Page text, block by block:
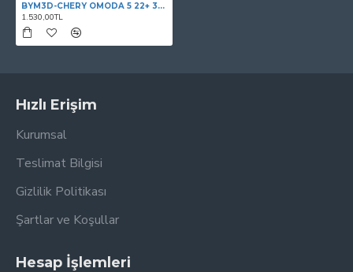
BYM3D-CHERY OMODA 5 22+ 3D HAVUZLU PASPAS SİYAH
1.530,00TL
Hızlı Erişim
Kurumsal
Teslimat Bilgisi
Gizlilik Politikası
Şartlar ve Koşullar
Hesap İşlemleri